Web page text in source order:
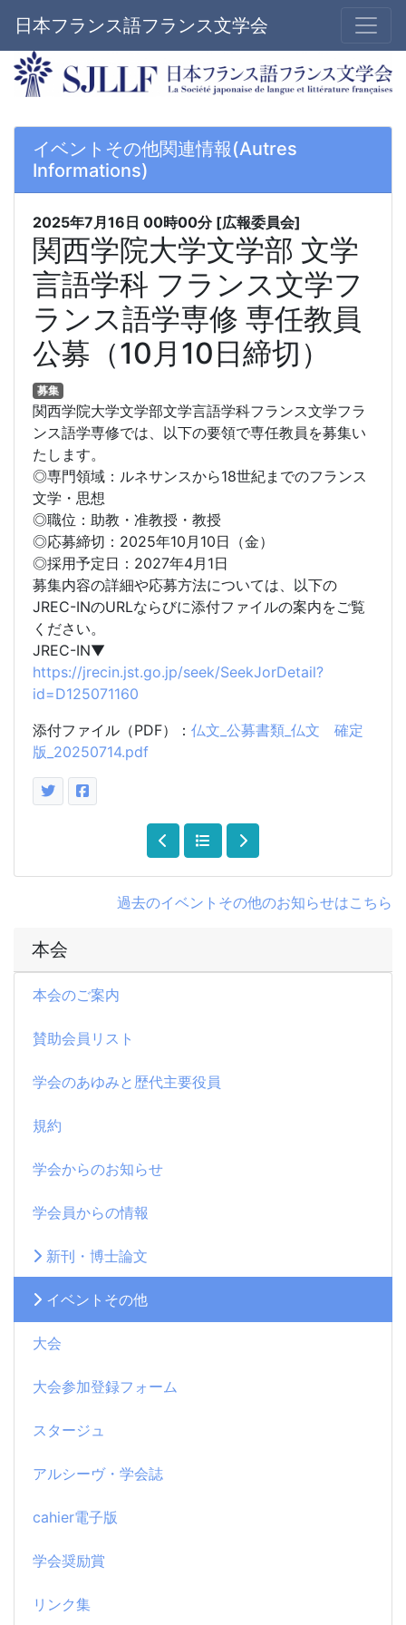
日本フランス語フランス文学会
本会
本会のご案内
賛助会員リスト
学会のあゆみと歴代主要役員
規約
学会からのお知らせ
学会員からの情報
新刊・博士論文
イベントその他
大会
大会参加登録フォーム
スタージュ
アルシーヴ・学会誌
cahier電子版
学会奨励賞
リンク集
イベントその他関連情報(Autres
Informations)
2025年7月16日 00時00分 [広報委員会]
関西学院大学文学部 文学
言語学科 フランス文学フ
ランス語学専修 専任教員
公募（10月10日締切）
募集
関西学院大学文学部文学言語学科フランス文学フラ
ンス語学専修では、以下の要領で専任教員を募集い
たします。
◎専門領域：ルネサンスから18世紀までのフランス
文学・思想
◎職位：助教・准教授・教授
◎応募締切：2025年10月10日（金）
◎採用予定日：2027年4月1日
募集内容の詳細や応募方法については、以下の
JREC-INのURLならびに添付ファイルの案内をご覧
ください。
JREC-IN▼
https://jrecin.jst.go.jp/seek/SeekJorDetail?
id=D125071160
添付ファイル（PDF）： 仏文_公募書類_仏文 確定
版_20250714.pdf
過去のイベントその他のお知らせはこちら